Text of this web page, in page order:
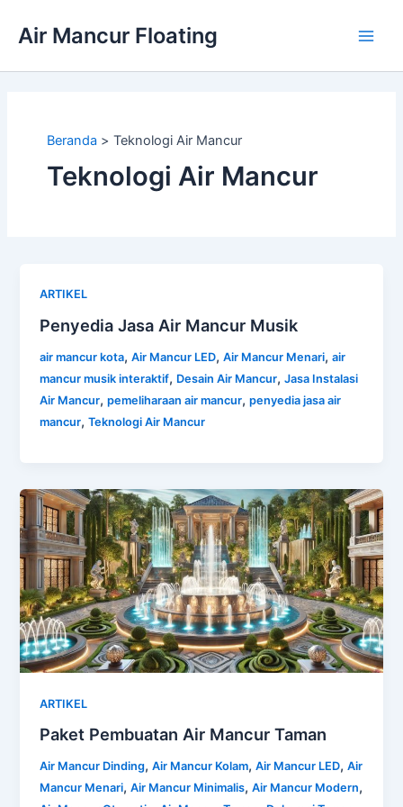
Air Mancur Floating
Beranda Teknologi Air Mancur
Teknologi Air Mancur
ARTIKEL
Penyedia Jasa Air Mancur Musik
air mancur kota,Air Mancur LED,Air Mancur Menari,air
mancur musik interaktif, Desain Air Mancur,Jasa Instalasi
Air Mancur,pemeliharaan air mancur,penyedia jasa air
mancur,Teknologi Air Mancur
ARTIKEL
Paket Pembuatan Air Mancur Taman
Air Mancur Dinding,Air Mancur Kolam,Air Mancur LED,Air
Mancur Menari,Air Mancur Minimalis,Air Mancur Modern,